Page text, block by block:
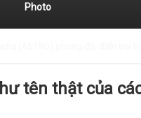
Photo
tên thật của